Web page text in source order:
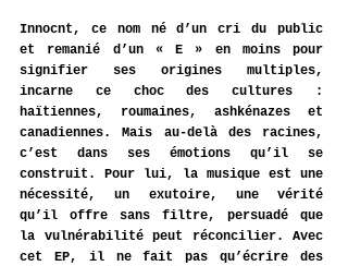
Innocnt, ce nom né d’un cri du public
et remanié d’un « E » en moins pour
signifier ses origines multiples,
incarne ce choc des cultures :
haïtiennes, roumaines, ashkénazes et
canadiennes. Mais au-delà des racines,
c’est dans ses émotions qu’il se
construit. Pour lui, la musique est une
nécessité, un exutoire, une vérité
qu’il offre sans filtre, persuadé que
la vulnérabilité peut réconcilier. Avec
cet EP, il ne fait pas qu’écrire des